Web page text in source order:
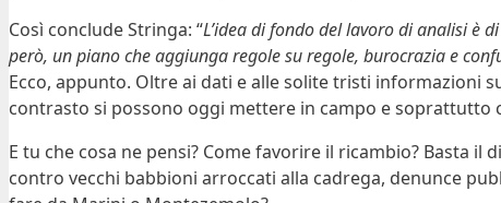
Così conclude Stringa: “L’idea di fondo del lavoro di analisi è
però, un piano che aggiunga regole su regole, burocrazia e
Ecco, appunto. Oltre ai dati e alle solite tristi informazioni
contrasto si possono oggi mettere in campo e soprattutto
E tu che cosa ne pensi? Come favorire il ricambio? Basta
contro vecchi babbioni arroccati alla cadrega, denunce